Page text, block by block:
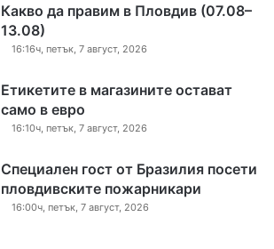
Какво да правим в Пловдив (07.08–
13.08)
16:16ч, петък, 7 август, 2026
Етикетите в магазините остават
само в евро
16:10ч, петък, 7 август, 2026
Специален гост от Бразилия посети
пловдивските пожарникари
16:00ч, петък, 7 август, 2026